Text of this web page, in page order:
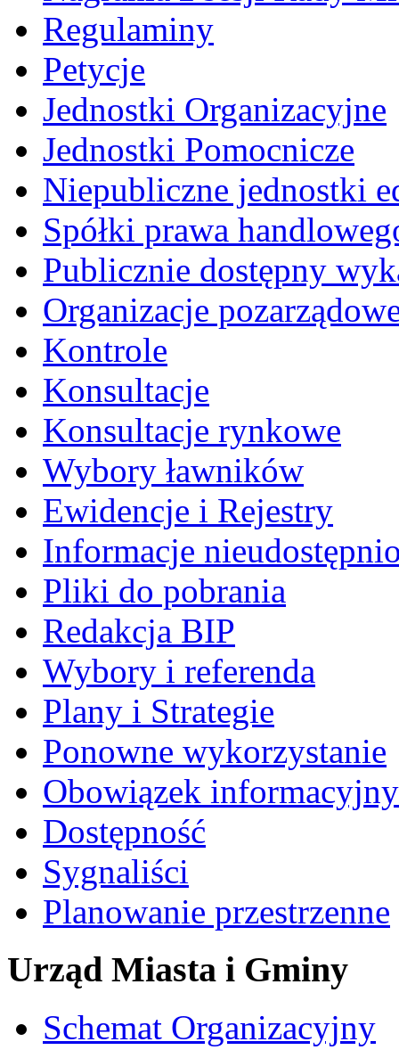
Regulaminy
Petycje
Jednostki Organizacyjne
Jednostki Pomocnicze
Niepubliczne jednostki
Spółki prawa
Publicznie dostępny
Organizacje
Kontrole
Konsultacje
Konsultacje rynkowe
Wybory ławników
Ewidencje i Rejestry
Informacje
Pliki do pobrania
Redakcja BIP
Wybory i referenda
Plany i Strategie
Ponowne wykorzystanie
Obowiązek informacyjny
Dostępność
Sygnaliści
Planowanie przestrzenne
Urząd Miasta i Gminy
Schemat Organizacyjny